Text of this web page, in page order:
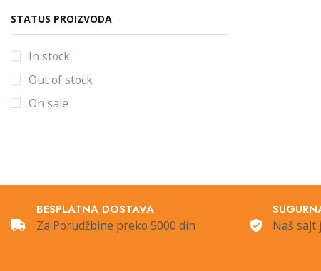
Šinski
Spoljna Rasveta
Štedljive sijalice
Stubići
STATUS PROIZVODA
In stock
Out of stock
On sale
BESPLATNA DOSTAVA
Za Porudžbine preko 5000 din
Naš sajt